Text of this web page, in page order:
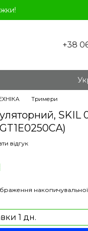
+38
Тримери
SKIL
відгук
1 дн.